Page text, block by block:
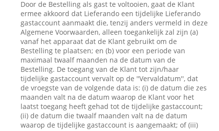
Door de Bestelling als gast te voltooien, gaat de Klant
ermee akkoord dat Lieferando een tijdelijke Lieferando
gastaccount aanmaakt die, tenzij anders vermeld in deze
Algemene Voorwaarden, alleen toegankelijk zal zijn (a)
vanaf het apparaat dat de Klant gebruikt om de
Bestelling te plaatsen; en (b) voor een periode van
maximaal twaalf maanden na de datum van de
Bestelling. De toegang van de Klant tot zijn/haar
tijdelijke gastaccount vervalt op de ''Vervaldatum'', dat
de vroegste van de volgende data is: (i) de datum die zes
maanden valt na de datum waarop de Klant voor het
laatst toegang heeft gehad tot de tijdelijke gastaccount;
(ii) de datum die twaalf maanden valt na de datum
waarop de tijdelijke gastaccount is aangemaakt; of (iii)